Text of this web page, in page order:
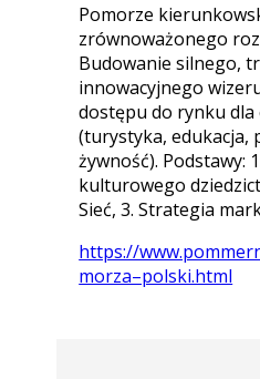
Pomorze
zrównoważonego
Budowanie silnego,
innowacyjnego
dostępu do rynku
(turystyka, edukacja,
żywność). Podstawy:
kulturowego
Sieć, 3. Strategia
https://
morza–polski.html